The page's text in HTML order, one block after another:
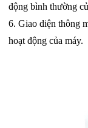
động bình thường
6. Giao diện thông
hoạt động của máy.